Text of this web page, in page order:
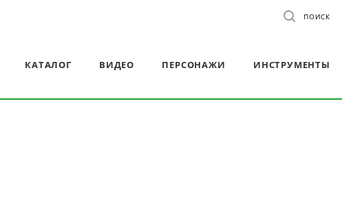
ПОИСК
КАТАЛОГ ВИДЕО ПЕРСОНАЖИ ИНСТРУМЕНТЫ